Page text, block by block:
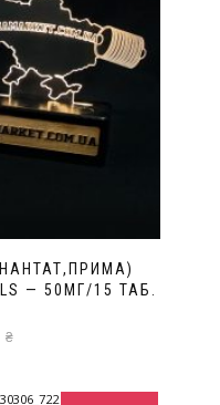
— 50МГ/15 ТАБ.
₴